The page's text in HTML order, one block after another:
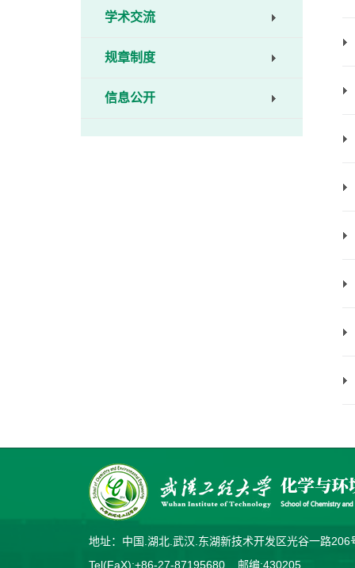
学术交流
规章制度
信息公开
地址：中国.湖北.武汉.东湖新技术开发区光谷一路
Tel(FaX):+86-27-87195680 邮编:430205